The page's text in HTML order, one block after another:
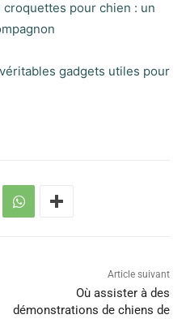
pour chien : un
gadgets utiles pour
Article suivant
Où assister à des
démonstrations de chiens de